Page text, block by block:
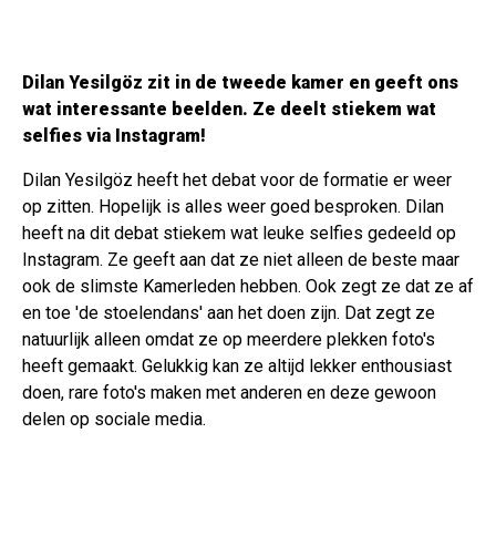
Dilan Yesilgöz zit in de tweede kamer en geeft ons
wat interessante beelden. Ze deelt stiekem wat
selfies via Instagram!
Dilan Yesilgöz heeft het debat voor de formatie er weer
op zitten. Hopelijk is alles weer goed besproken. Dilan
heeft na dit debat stiekem wat leuke selfies gedeeld op
Instagram. Ze geeft aan dat ze niet alleen de beste maar
ook de slimste Kamerleden hebben. Ook zegt ze dat ze af
en toe 'de stoelendans' aan het doen zijn. Dat zegt ze
natuurlijk alleen omdat ze op meerdere plekken foto's
heeft gemaakt. Gelukkig kan ze altijd lekker enthousiast
doen, rare foto's maken met anderen en deze gewoon
delen op sociale media.